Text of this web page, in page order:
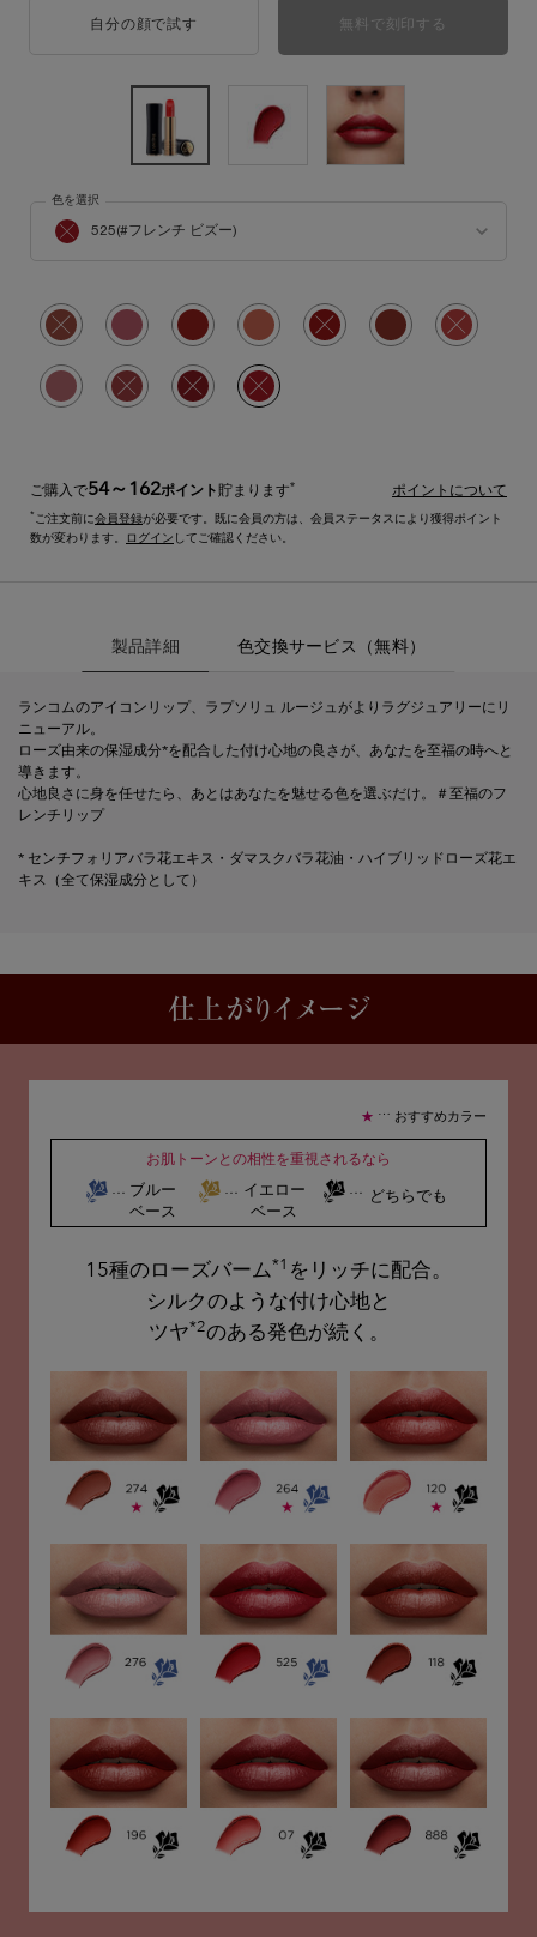
自分の顔で試す ラプソリュ ルージュ クリーム
無料で刻印する
ラプソリュ ルージュ クリーム の 色 を選択してください
525(#フレンチ ビズー)
色を選択
選択済み
商品バリエーションは在庫切れです, 274(#フレンチ ティー), 1/11
選択済み
264(#プテートル), 2/11
選択済み
196(#フレンチ タッチ), 3/11
選択済み
120(#コールミー シエナ), 4/11
選択済み
商品バリエーションは在庫切れで
選択済み
118(#フレンチ クール),
選択済み
商品バリエー
選択済み
276(#タイムレス ロマンス), 8/11
選択済み
商品バリエーションは在庫切れです, 888(#フレンチ アイドル), 9/
選択済み
商品バリエーションは在庫切れです, 148(#ビズー ビズ
選択済み
商品バリエーションは在庫切れです, 525(#
ご購入で54～162ポイント 貯まります* ポイントについて
* ご注文前に会員登録が必要です。既に会員の方は、会員ステータスにより獲得ポイント
数が変わります。
ログイン してご確認ください。
製品詳細 色交換サービス（無料）​
ランコムのアイコンリップ、ラプソリュ ルージュがよりラグジュアリーにリ
ニューアル。
ローズ由来の保湿成分*を配合した付け心地の良さが、あなたを至福の時へと
導きます。
心地良さに身を任せたら、あとはあなたを魅せる色を選ぶだけ。＃至福のフ
レンチリップ
* センチフォリアバラ花エキス・ダマスクバラ花油・ハイブリッドローズ花エ
キス（全て保湿成分として）
仕上がりイメージ
★ … おすすめカラー
お肌トーンとの相性を重視されるなら
… ブルー
ベース
… イエロー
ベース
… どちらでも
15種のローズバーム*1 をリッチに配合。
シルクのような付け心地と
ツヤ*2のある発色が続く。